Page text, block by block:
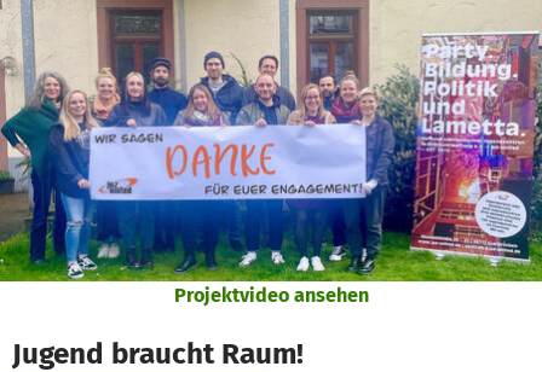
Zum Hauptinhalt springen
Erklärung zur Barrierefreiheit anzeigen
Projektvideo ansehen
Jugend braucht Raum!